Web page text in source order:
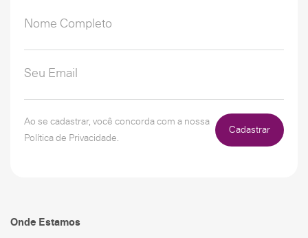
Ao se cadastrar, você concorda com a nossa
Política de Privacidade.
Cadastrar
Onde Estamos